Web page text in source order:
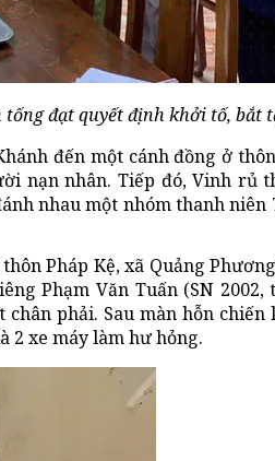
đạt quyết định khởi tố, bắt
đến một cánh đồng ở
nạn nhân. Tiếp đó, Vinh rủ
nhau một nhóm thanh
Pháp Kệ, xã Quảng
Phạm Văn Tuấn (SN
phải. Sau màn hỗn
2 xe máy làm hư hỏng.